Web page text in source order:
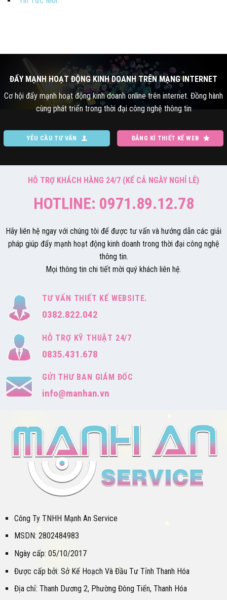
ĐẨY MẠNH HOẠT ĐỘNG KINH DOANH TRÊN MẠNG INTERNET
Cơ hội đẩy mạnh hoạt động kinh doanh online trên internet. Đồng hành
cùng phát triển trong thời đại công nghệ thông tin
YÊU CẦU TƯ VẤN ĐĂNG KÍ THIẾT KẾ WEB
HỖ TRỢ KHÁCH HÀNG 24/7 (KỂ CẢ NGÀY NGHỈ LỄ)
HOTLINE: 0971.89.12.78
Hãy liên hệ ngay với chúng tôi để được tư vấn và hướng dẫn các giải
pháp giúp đẩy mạnh hoạt động kinh doanh trong thời đại công nghệ
thông tin.
Mọi thông tin chi tiết mời quý khách liên hệ.
TƯ VẤN THIẾT KẾ WEBSITE.
0382.822.042
HỖ TRỢ KỸ THUẬT 24/7
0835.431.678
GỬI THƯ BAN GIÁM ĐỐC
info@manhan.vn
Công Ty TNHH Mạnh An Service
MSDN: 2802484983
Ngày cấp: 05/10/2017
Được cấp bởi: Sở Kế Hoạch Và Đầu Tư Tỉnh Thanh Hóa
Địa chỉ: Thanh Dương 2, Phường Đông Tiến, Thanh Hóa